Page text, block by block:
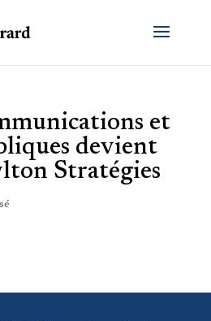
et
devient
Stratégies